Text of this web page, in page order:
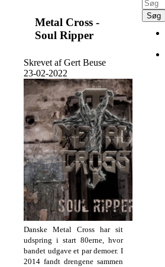
Metal Cross -
Soul Ripper
Skrevet af Gert Beuse
23-02-2022
Danske Metal Cross har sit
udspring i start 80erne, hvor
bandet udgave et par demoer. I
2014 fandt drengene sammen